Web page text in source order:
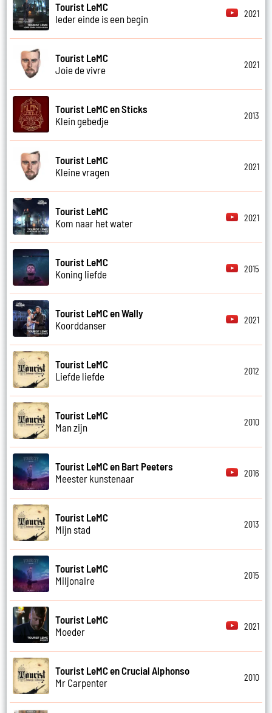
Tourist LeMC
Ieder einde is een begin
2021
Tourist LeMC
Joie de vivre
2021
Tourist LeMC en Sticks
Klein gebedje
2013
Tourist LeMC
Kleine vragen
2021
Tourist LeMC
Kom naar het water
2021
Tourist LeMC
Koning liefde
2015
Tourist LeMC en Wally
Koorddanser
2021
Tourist LeMC
Liefde liefde
2012
Tourist LeMC
Man zijn
2010
Tourist LeMC en Bart Peeters
Meester kunstenaar
2016
Tourist LeMC
Mijn stad
2013
Tourist LeMC
Miljonaire
2015
Tourist LeMC
Moeder
2021
Tourist LeMC en Crucial Alphonso
Mr Carpenter
2010